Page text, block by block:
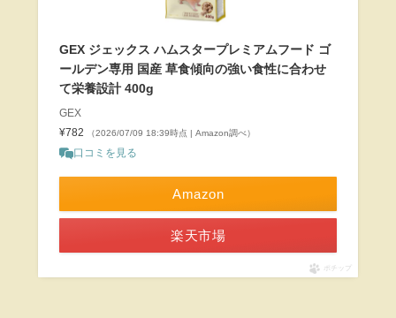
GEX ジェックス ハムスタープレミアムフード ゴ
ールデン専用 国産 草食傾向の強い食性に合わせ
て栄養設計 400g
GEX
¥782
（2026/07/09 18:39時点 | Amazon調べ）
口コミを見る
Amazon
楽天市場
ポチップ